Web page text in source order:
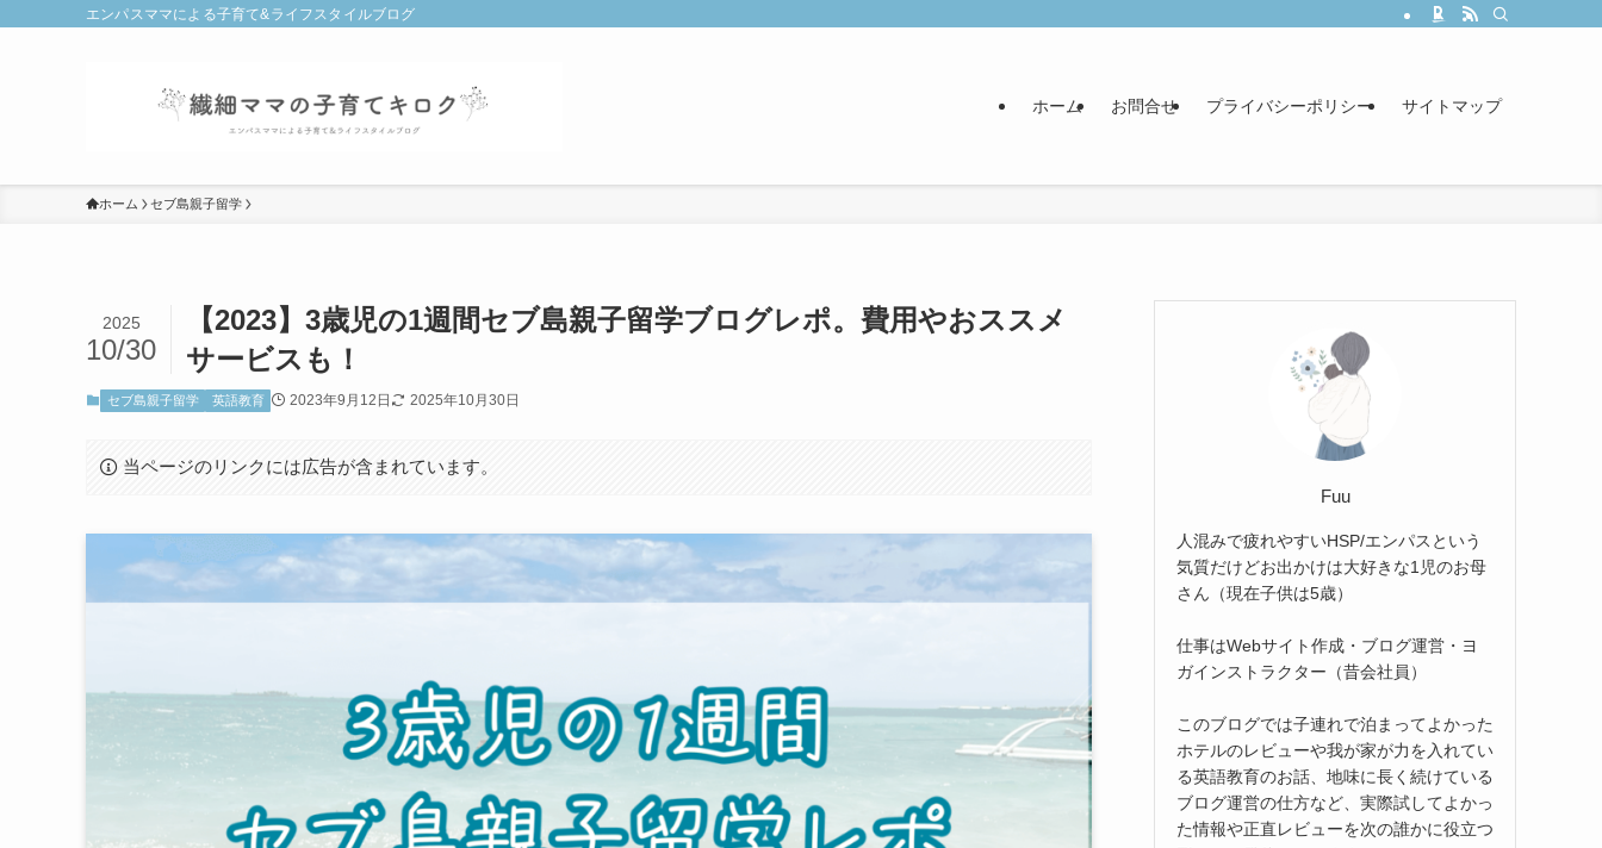
エンパスママによる子育て&ライフスタイルブログ
ホーム お問合せ プライバシーポリシー サイトマップ
ホーム セブ島親子留学
【2023】3歳児の1週間セブ島親子留学ブログレポ。費用やおススメ
サービスも！
2025
10/30
セブ島親子留学 英語教育 2023年9月12日 2025年10月30日
当ページのリンクには広告が含まれています。
Fuu
人混みで疲れやすいHSP/エンパスという
気質だけどお出かけは大好きな1児のお母
さん（現在子供は5歳）
仕事はWebサイト作成・ブログ運営・ヨ
ガインストラクター（昔会社員）
このブログでは子連れで泊まってよかった
ホテルのレビューや我が家が力を入れてい
る英語教育のお話、地味に長く続けている
ブログ運営の仕方など、実際試してよかっ
た情報や正直レビューを次の誰かに役立つ